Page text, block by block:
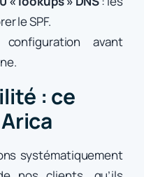
le SPF.
avant
: ce
systématiquement